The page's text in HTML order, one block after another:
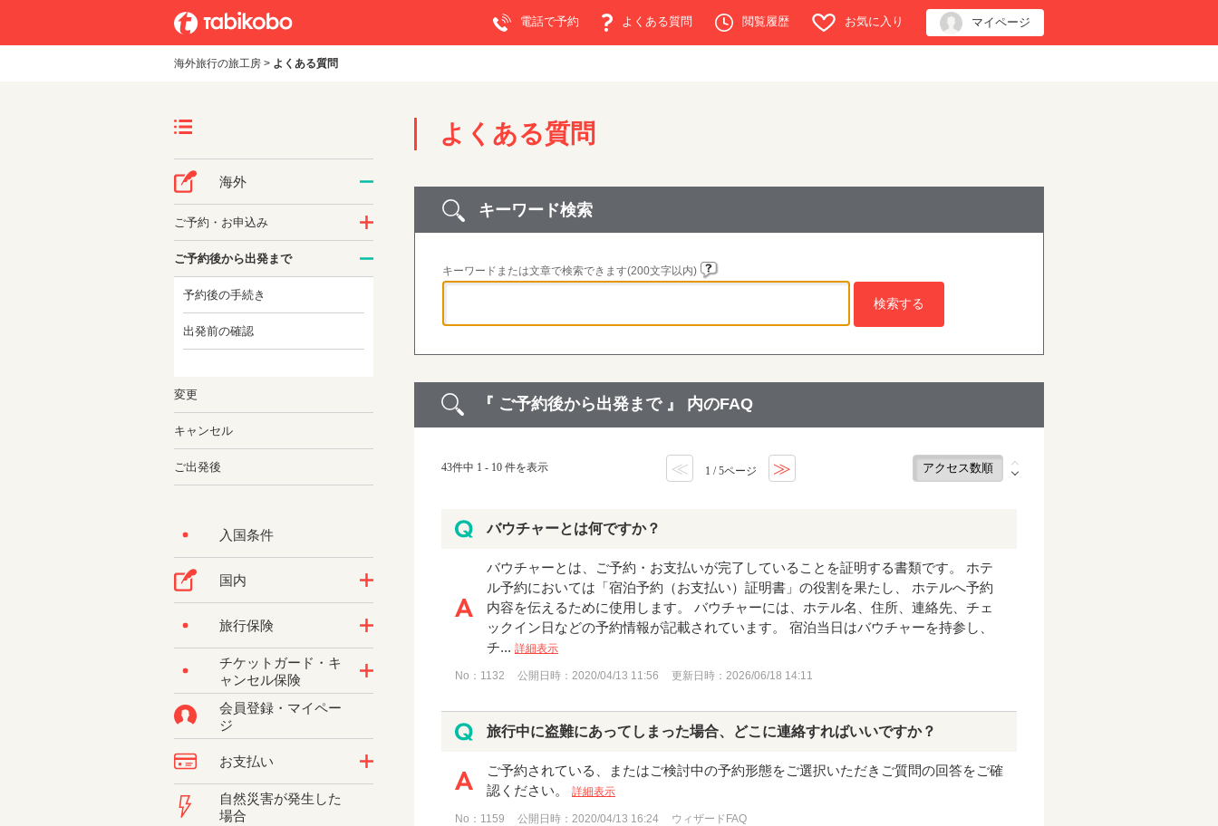
電話で予約 よくある質問 閲覧履歴 お気に入り マイページ
海外旅行の旅工房 > よくある質問
海外
ご予約・お申込み
ご予約後から出発まで
予約後の手続き
出発前の確認
変更
キャンセル
ご出発後
入国条件
国内
旅行保険
チケットガード・キ
ャンセル保険
会員登録・マイペー
ジ
お支払い
自然災害が発生した
場合
よくある質問
キーワード検索
キーワードまたは文章で検索できます(200文字以内)
『 ご予約後から出発まで 』 内のFAQ
43件中 1 - 10 件を表示 ≪ 1 / 5ページ ≫
バウチャーとは何ですか？
バウチャーとは、ご予約・お支払いが完了していることを証明する書類です。 ホテ
ル予約においては「宿泊予約（お支払い）証明書」の役割を果たし、 ホテルへ予約
内容を伝えるために使用します。 バウチャーには、ホテル名、住所、連絡先、チェ
ックイン日などの予約情報が記載されています。 宿泊当日はバウチャーを持参し、
チ... 詳細表示
No：1132 公開日時：2020/04/13 11:56 更新日時：2026/06/18 14:11
旅行中に盗難にあってしまった場合、どこに連絡すればいいですか？
ご予約されている、またはご検討中の予約形態をご選択いただきご質問の回答をご確
認ください。
詳細表示
No：1159 公開日時：2020/04/13 16:24 ウィザードFAQ